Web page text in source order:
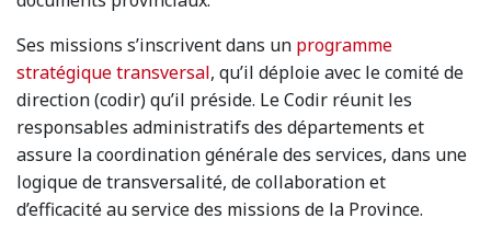
Ses missions s’inscrivent dans un programme
stratégique transversal, qu’il déploie avec le comité de
direction (codir) qu’il préside. Le Codir réunit les
responsables administratifs des départements et
assure la coordination générale des services, dans une
logique de transversalité, de collaboration et
d’efficacité au service des missions de la Province.